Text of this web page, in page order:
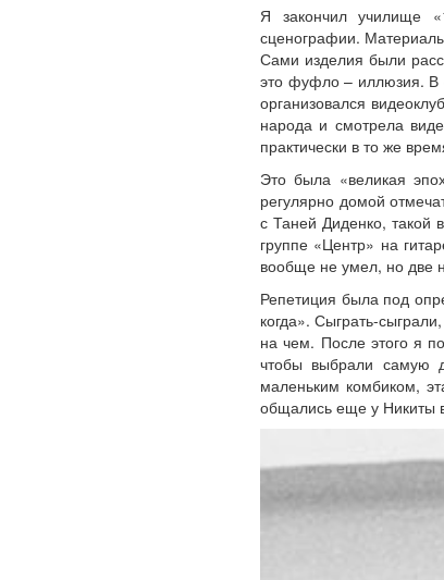
Я закончил училище
сценографии.
Сами изделия были
это фуфло – иллюзия. В
организовался
народа и смотрела
практически в то же
Это была «великая
регулярно домой
с Таней Диденко, такой
группе «Центр» на
вообще не умел, но две
Репетиция была под
когда». Сыграть-
на чем. После этого я
чтобы выбрали самую
маленьким комбиком,
общались еще у Никиты